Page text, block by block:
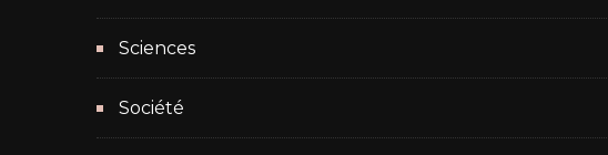
Sciences
Société